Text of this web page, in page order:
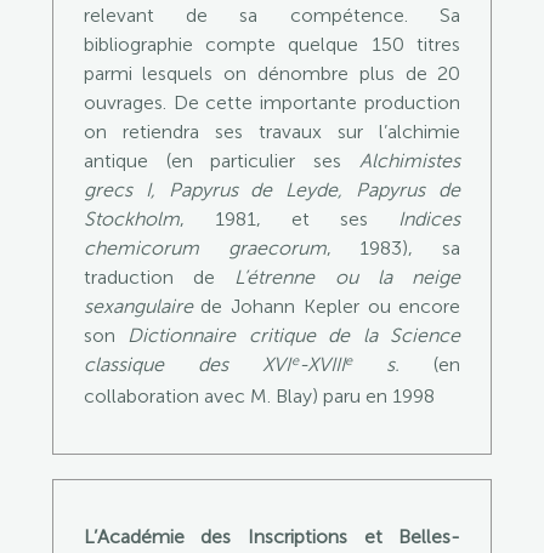
relevant de sa compétence. Sa
bibliographie compte quelque 150 titres
parmi lesquels on dénombre plus de 20
ouvrages. De cette importante production
on retiendra ses travaux sur l’alchimie
antique (en particulier sesAlchimistes
grecs I, Papyrus de Leyde, Papyrus de
Stockholm, 1981, et ses Indices
chemicorum graecorum, 1983), sa
traduction de L’étrenne ou la neige
sexangulairede Johann Kepler ou encore
son Dictionnaire critique de la Science
classique des XVIe-XVIIIes. (en
collaboration avec M. Blay) paru en 1998
L’Académie des Inscriptions et Belles-